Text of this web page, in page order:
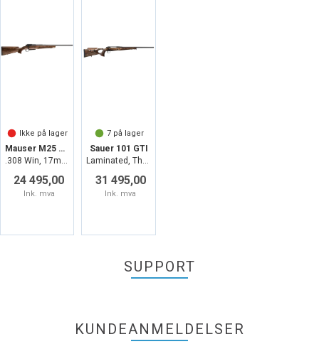
Ikke på lager
Mauser M25 Pure
.308 Win, 17mm Contour, 51cm, M15x1
24 495,00
Ink. mva
7på lager
Sauer 101 GTI
Laminated, Thumbhole, 17mm, M15x1
31 495,00
Ink. mva
SUPPORT
KUNDEANMELDELSER